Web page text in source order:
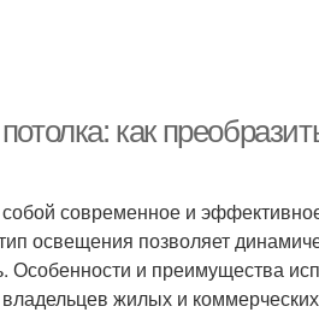
как
современное и
освещения позволяет
Особенности и преимущества
жилых и